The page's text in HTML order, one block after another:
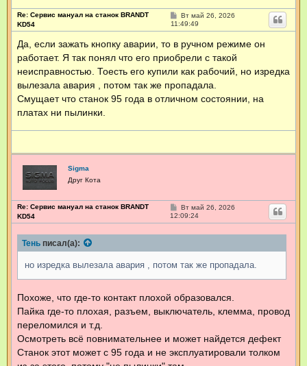
Re: Сервис мануал на станок BRANDT
KD54
С
о
о
щ
е
н
и
Вт май 26, 2026
11:49:49
Да, если зажать кнопку аварии, то в ручном режиме он
работает. Я так понял что его приобрели с такой
неисправностью. Тоесть его купили как рабочий, но изредка
вылезала авария , потом так же пропадала.
Смущает что станок 95 года в отличном состоянии, на
платах ни пылинки.
Sigma
Друг Кота
Re: Сервис мануал на станок BRANDT
KD54
С
о
о
и
Вт май 26, 2026
12:09:24
Тень писал(а):
но изредка вылезала авария , потом так же пропадала.
Похоже, что где-то контакт плохой образовался.
Пайка где-то плохая, разъем, выключатель, клемма, провод
переломился и т.д.
Осмотреть всё повнимательнее и может найдется дефект
Станок этот может с 95 года и не эксплуатировали толком